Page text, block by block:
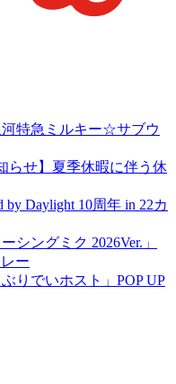
河特急ミルキー☆サブウ
らせ】夏季休暇に伴う休
by Daylight 10周年 in 22カ
ーシングミク 2026Ver.」
ー
ぶりでいホスト」POP UP